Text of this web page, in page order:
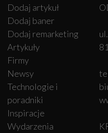
Dodaj artykuł
Dodaj baner
Dodaj remarketing
Artykuły
Firmy
Newsy
Technologie i
poradniki
Inspiracje
Wydarzenia